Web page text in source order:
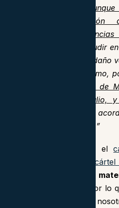
acreditar el daño,
admisibles por razón
informativas y
. Acudir
estimación judicial del daño
precio de compra – como,
AP de
33/2023, de 21 de julio,
– resulta
jurisprudencial» (par.10)”
Si estás afectado por el
cártel
amplia experiencia en
como en lo práctico, por lo
en contacto con